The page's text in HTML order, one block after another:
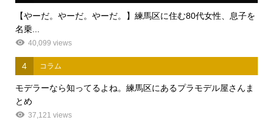
【やーだ。やーだ。やーだ。】練馬区に住む80代女性、息子を
名乗...
40,099 views
4 コラム
モデラーなら知ってるよね。練馬区にあるプラモデル屋さんま
とめ
37,121 views